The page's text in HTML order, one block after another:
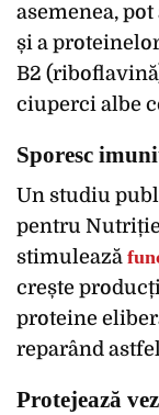
asemenea,
și a
B2
ciuperci albe
Sporesc
Un studiu
pentru
stimulează
crește
proteine
reparând
Protejează